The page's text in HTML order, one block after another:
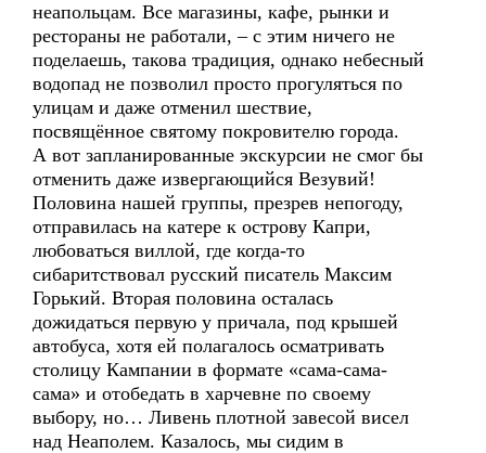
неапольцам. Все магазины, кафе, рынки и
рестораны не работали, – с этим ничего не
поделаешь, такова традиция, однако небесный
водопад не позволил просто прогуляться по
улицам и даже отменил шествие,
посвящённое святому покровителю города.
А вот запланированные экскурсии не смог бы
отменить даже извергающийся Везувий!
Половина нашей группы, презрев непогоду,
отправилась на катере к острову Капри,
любоваться виллой, где когда-то
сибаритствовал русский писатель Максим
Горький. Вторая половина осталась
дожидаться первую у причала, под крышей
автобуса, хотя ей полагалось осматривать
столицу Кампании в формате «сама-сама-
сама» и отобедать в харчевне по своему
выбору, но… Ливень плотной завесой висел
над Неаполем. Казалось, мы сидим в